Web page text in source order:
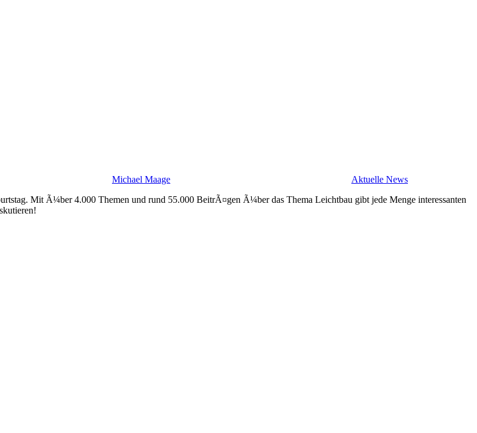
Michael Maage
Aktuelle News
Mit Ã¼ber 4.000 Themen und rund 55.000 BeitrÃ¤gen Ã¼ber das Thema Leichtbau gibt jede Menge interessanten